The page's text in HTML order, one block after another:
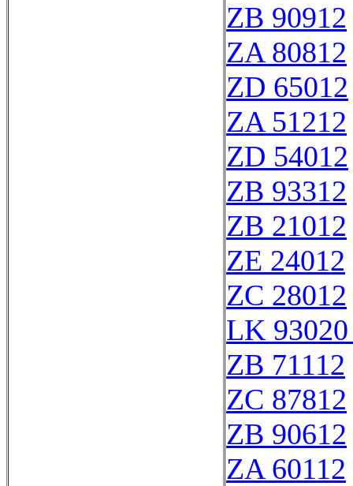
ZB 90912
ZA 80812
ZD 65012
ZA 51212
ZD 54012
ZB 93312
ZB 21012
ZE 24012
ZC 28012
LK
ZB 71112
ZC 87812
ZB 90612
ZA 60112